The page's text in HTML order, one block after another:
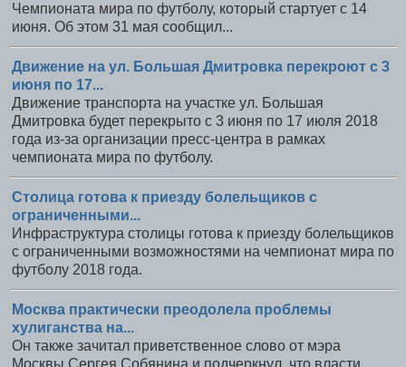
Чемпионата мира по футболу, который стартует с 14
июня. Об этом 31 мая сообщил...
Движение на ул. Большая Дмитровка перекроют с 3
июня по 17...
Движение транспорта на участке ул. Большая
Дмитровка будет перекрыто с 3 июня по 17 июля 2018
года из-за организации пресс-центра в рамках
чемпионата мира по футболу.
Столица готова к приезду болельщиков с
ограниченными...
Инфраструктура столицы готова к приезду болельщиков
с ограниченными возможностями на чемпионат мира по
футболу 2018 года.
Москва практически преодолела проблемы
хулиганства на...
Он также зачитал приветственное слово от мэра
Москвы Сергея Собянина и подчеркнул, что власти